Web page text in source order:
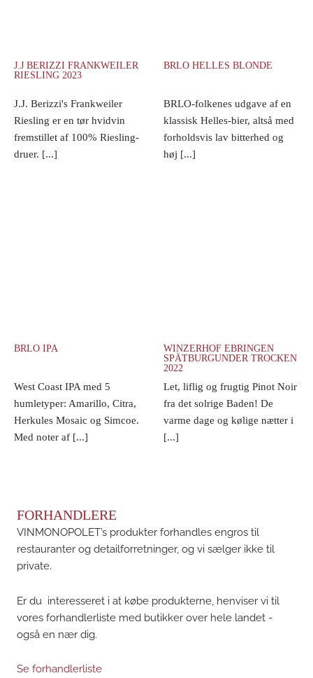
J.J BERIZZI FRANKWEILER
RIESLING 2023
J.J. Berizzi's Frankweiler
Riesling er en tør hvidvin
fremstillet af 100% Riesling-
druer. [...]
BRLO HELLES BLONDE
BRLO-folkenes udgave af en
klassisk Helles-bier, altså med
forholdsvis lav bitterhed og
høj [...]
BRLO IPA
West Coast IPA med 5
humletyper: Amarillo, Citra,
Herkules Mosaic og Simcoe.
Med noter af [...]
WINZERHOF EBRINGEN
SPÄTBURGUNDER TROCKEN
2022
Let, liflig og frugtig Pinot Noir
fra det solrige Baden! De
varme dage og kølige nætter i
[...]
FORHANDLERE
VINMONOPOLET’s produkter forhandles engros til
restauranter og detailforretninger, og vi sælger ikke til
private.
Er du interesseret i at købe produkterne, henviser vi til
vores forhandlerliste med butikker over hele landet -
også en nær dig.
Se forhandlerliste